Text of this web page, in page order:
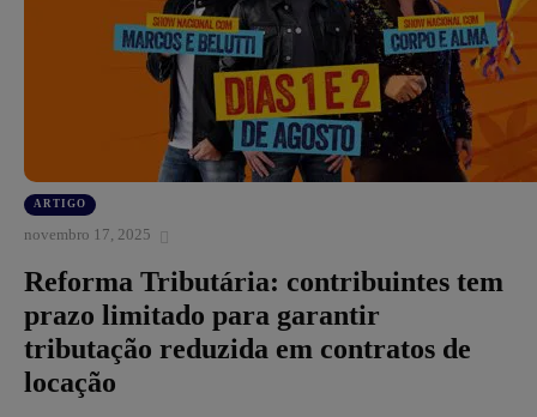
ARTIGO
novembro 17, 2025
Reforma Tributária: contribuintes tem
prazo limitado para garantir
tributação reduzida em contratos de
locação